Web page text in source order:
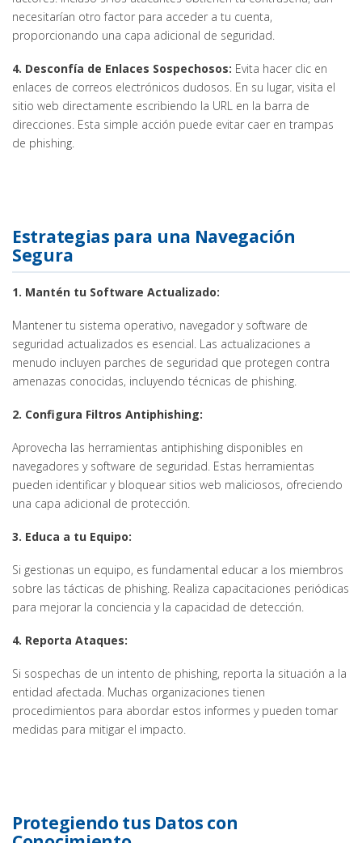
necesitarían otro factor para acceder a tu cuenta,
proporcionando una capa adicional de seguridad.
4. Desconfía de Enlaces Sospechosos: Evita hacer clic en
enlaces de correos electrónicos dudosos. En su lugar, visita el
sitio web directamente escribiendo la URL en la barra de
direcciones. Esta simple acción puede evitar caer en trampas
de phishing.
Estrategias para una Navegación
Segura
1. Mantén tu Software Actualizado:
Mantener tu sistema operativo, navegador y software de
seguridad actualizados es esencial. Las actualizaciones a
menudo incluyen parches de seguridad que protegen contra
amenazas conocidas, incluyendo técnicas de phishing.
2. Configura Filtros Antiphishing:
Aprovecha las herramientas antiphishing disponibles en
navegadores y software de seguridad. Estas herramientas
pueden identificar y bloquear sitios web maliciosos, ofreciendo
una capa adicional de protección.
3. Educa a tu Equipo:
Si gestionas un equipo, es fundamental educar a los miembros
sobre las tácticas de phishing. Realiza capacitaciones periódicas
para mejorar la conciencia y la capacidad de detección.
4. Reporta Ataques:
Si sospechas de un intento de phishing, reporta la situación a la
entidad afectada. Muchas organizaciones tienen
procedimientos para abordar estos informes y pueden tomar
medidas para mitigar el impacto.
Protegiendo tus Datos con